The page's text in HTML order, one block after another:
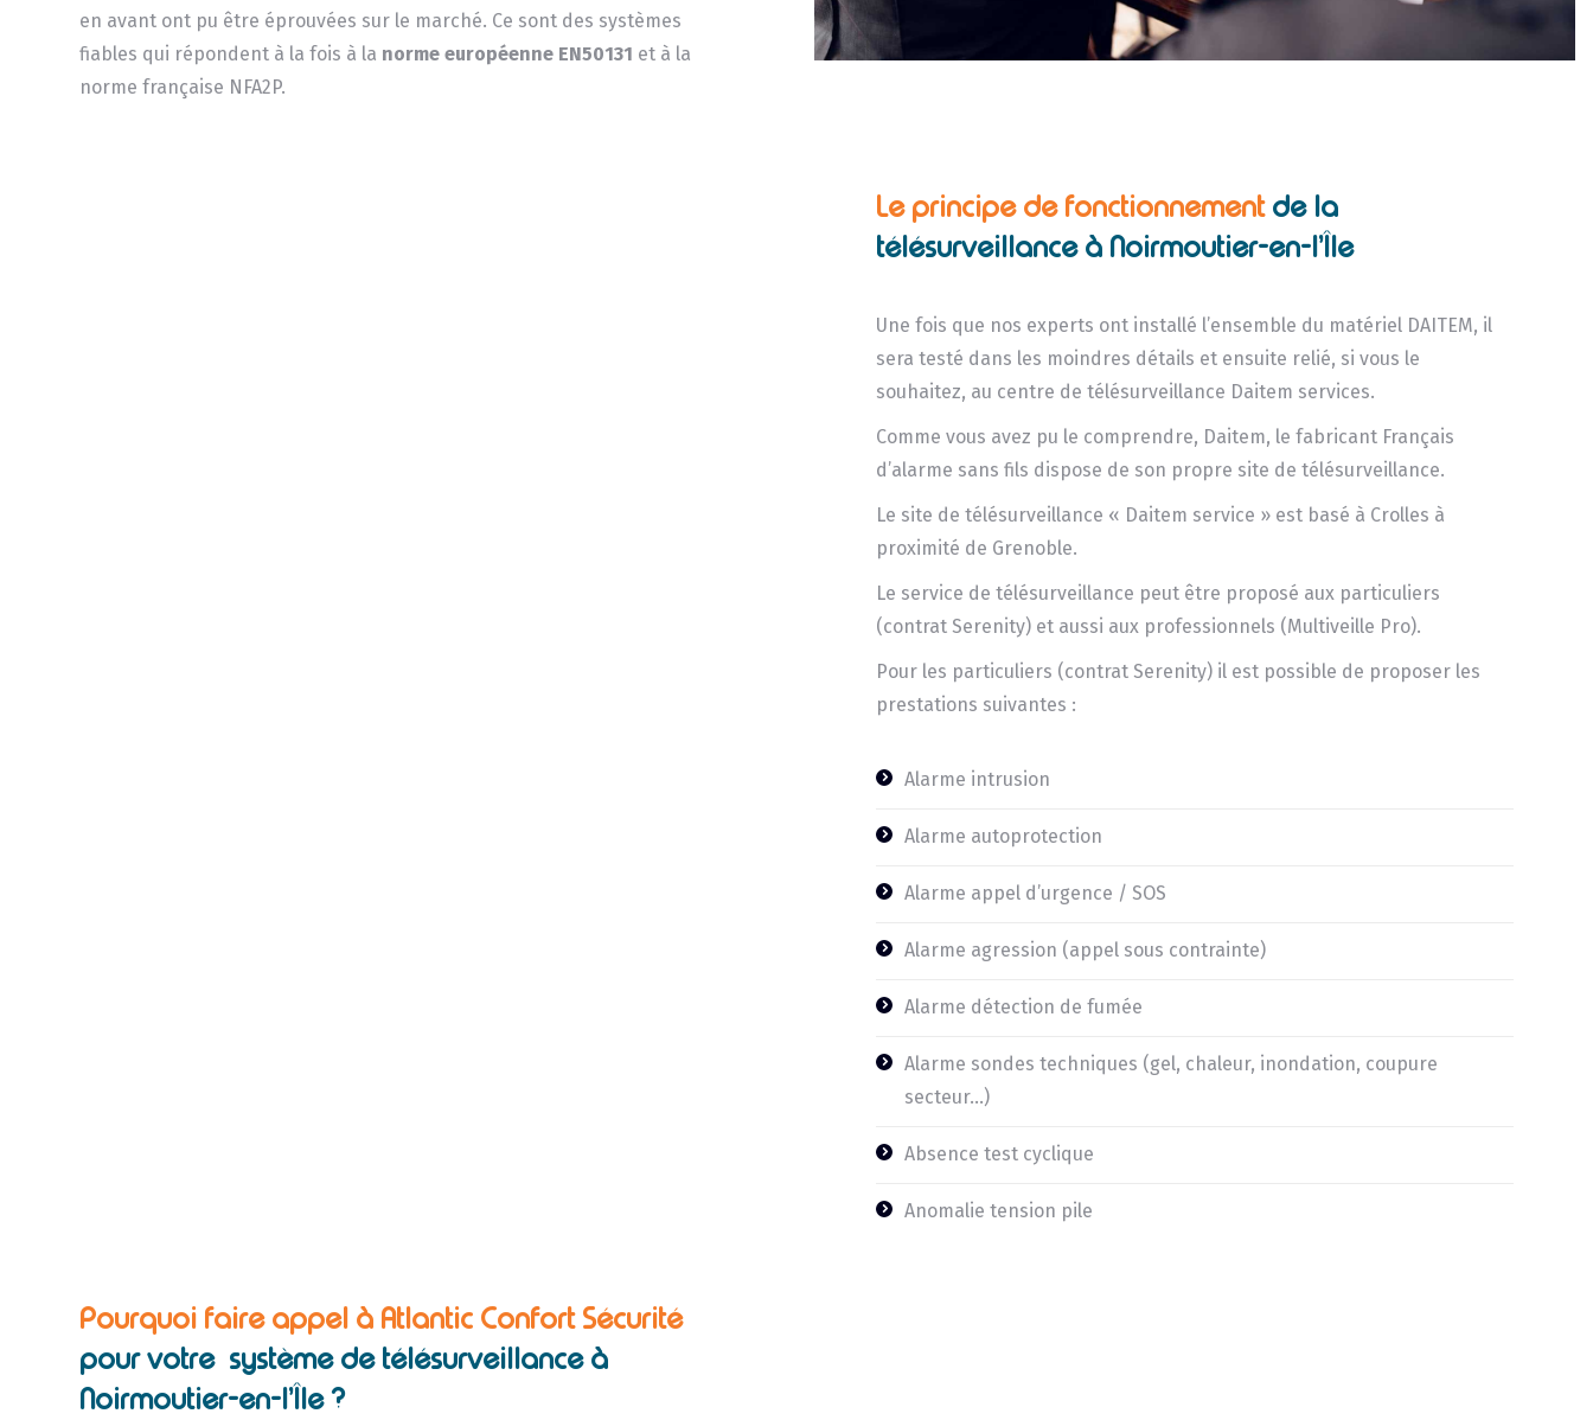
en avant ont pu être éprouvées sur le marché. Ce sont des systèmes
fiables qui répondent à la fois à la norme européenne EN50131 et à la
norme française NFA2P.
Le principe de fonctionnement de la
télésurveillance à Noirmoutier-en-l’Île
Une fois que nos experts ont installé l’ensemble du matériel DAITEM, il
sera testé dans les moindres détails et ensuite relié, si vous le
souhaitez, au centre de télésurveillance Daitem services.
Comme vous avez pu le comprendre, Daitem, le fabricant Français
d’alarme sans fils dispose de son propre site de télésurveillance.
Le site de télésurveillance « Daitem service » est basé à Crolles à
proximité de Grenoble.
Le service de télésurveillance peut être proposé aux particuliers
(contrat Serenity) et aussi aux professionnels (Multiveille Pro).
Pour les particuliers (contrat Serenity) il est possible de proposer les
prestations suivantes :
Alarme intrusion
Alarme autoprotection
Alarme appel d’urgence / SOS
Alarme agression (appel sous contrainte)
Alarme détection de fumée
Alarme sondes techniques (gel, chaleur, inondation, coupure
secteur…)
Absence test cyclique
Anomalie tension pile
Pourquoi faire appel à Atlantic Confort Sécurité
pour votre système de télésurveillance à
Noirmoutier-en-l’Île ?